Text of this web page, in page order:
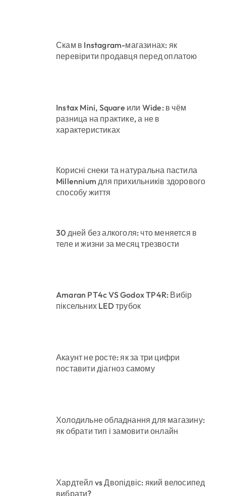
Скам в Instagram-магазинах: як
перевірити продавця перед оплатою
Instax Mini, Square или Wide: в чём
разница на практике, а не в
характеристиках
Корисні снеки та натуральна пастила
Millennium для прихильників здорового
способу життя
30 дней без алкоголя: что меняется в
теле и жизни за месяц трезвости
Amaran PT4c VS Godox TP4R: Вибір
піксельних LED трубок
Акаунт не росте: як за три цифри
поставити діагноз самому
Холодильне обладнання для магазину:
як обрати тип і замовити онлайн
Хардтейл vs Двопідвіс: який велосипед
вибрати?